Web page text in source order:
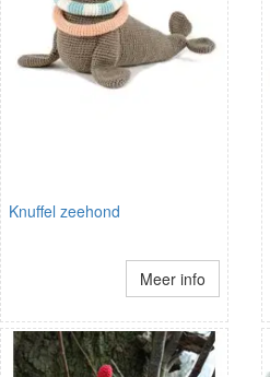
Knuffel zeehond
Meer info